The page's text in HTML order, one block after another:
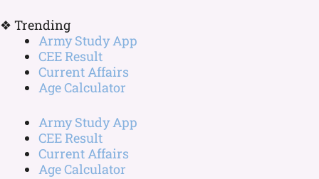
❖ Trending
Army Study App
CEE Result
Current Affairs
Age Calculator
Army Study App
CEE Result
Current Affairs
Age Calculator